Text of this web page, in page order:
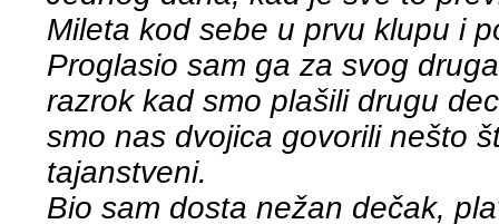
Mileta kod sebe u prvu klupu i
Proglasio sam ga za svog
razrok kad smo plašili drugu
smo nas dvojica govorili nešto
tajanstveni.
Bio sam dosta nežan dečak,